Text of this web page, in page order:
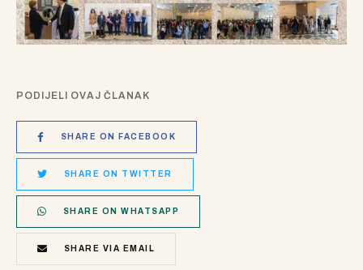
PODIJELI OVAJ ČLANAK
SHARE ON FACEBOOK
SHARE ON TWITTER
SHARE ON WHATSAPP
SHARE VIA EMAIL